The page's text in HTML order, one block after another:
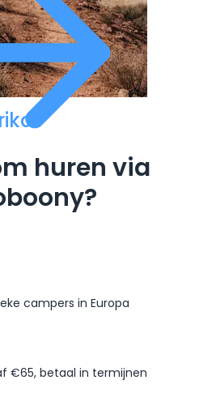
huren via
campers in Europa
€65, betaal in termijnen